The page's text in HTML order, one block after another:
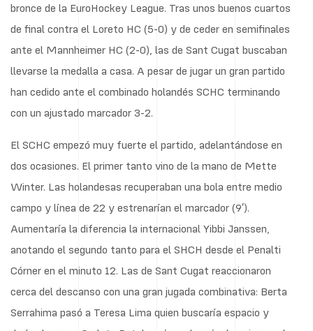
bronce de la EuroHockey League. Tras unos buenos cuartos
de final contra el Loreto HC (5-0) y de ceder en semifinales
ante el Mannheimer HC (2-0), las de Sant Cugat buscaban
llevarse la medalla a casa. A pesar de jugar un gran partido
han cedido ante el combinado holandés SCHC terminando
con un ajustado marcador 3-2.
El SCHC empezó muy fuerte el partido, adelantándose en
dos ocasiones. El primer tanto vino de la mano de Mette
Winter. Las holandesas recuperaban una bola entre medio
campo y línea de 22 y estrenarían el marcador (9′).
Aumentaría la diferencia la internacional Yibbi Janssen,
anotando el segundo tanto para el SHCH desde el Penalti
Córner en el minuto 12. Las de Sant Cugat reaccionaron
cerca del descanso con una gran jugada combinativa: Berta
Serrahima pasó a Teresa Lima quien buscaría espacio y